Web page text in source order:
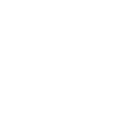
Kommentare auf Deutsch
in einer anderen